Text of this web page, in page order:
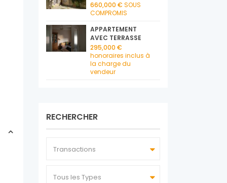
660,000 € SOUS
COMPROMIS
APPARTEMENT
AVEC TERRASSE
295,000 €
honoraires inclus à
la charge du
vendeur
RECHERCHER
Transactions
Tous les Types